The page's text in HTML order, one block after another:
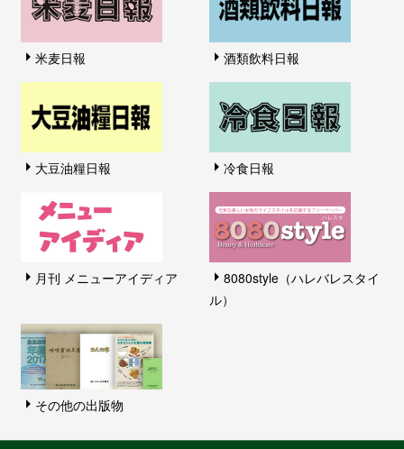
米麦日報 酒類飲料日報
大豆油糧日報 冷食日報
月刊 メニューアイディア
8080style（ハレバレスタイ
ル）
その他の出版物